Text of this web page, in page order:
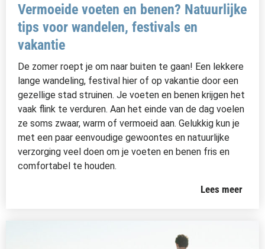
Vermoeide voeten en benen? Natuurlijke
tips voor wandelen, festivals en
vakantie
De zomer roept je om naar buiten te gaan! Een lekkere
lange wandeling, festival hier of op vakantie door een
gezellige stad struinen. Je voeten en benen krijgen het
vaak flink te verduren. Aan het einde van de dag voelen
ze soms zwaar, warm of vermoeid aan. Gelukkig kun je
met een paar eenvoudige gewoontes en natuurlijke
verzorging veel doen om je voeten en benen fris en
comfortabel te houden.
Lees meer